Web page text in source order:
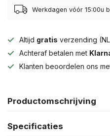
Werkdagen vóór 15:00u
Altijd gratis verzending
Achteraf betalen met
Klanten beoordelen ons
Productomschrijving
Specificaties